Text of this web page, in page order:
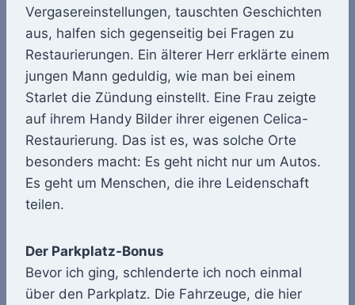
Vergasereinstellungen, tauschten Geschichten
aus, halfen sich gegenseitig bei Fragen zu
Restaurierungen. Ein älterer Herr erklärte einem
jungen Mann geduldig, wie man bei einem
Starlet die Zündung einstellt. Eine Frau zeigte
auf ihrem Handy Bilder ihrer eigenen Celica-
Restaurierung. Das ist es, was solche Orte
besonders macht: Es geht nicht nur um Autos.
Es geht um Menschen, die ihre Leidenschaft
teilen.
Der Parkplatz-Bonus
Bevor ich ging, schlenderte ich noch einmal
über den Parkplatz. Die Fahrzeuge, die hier